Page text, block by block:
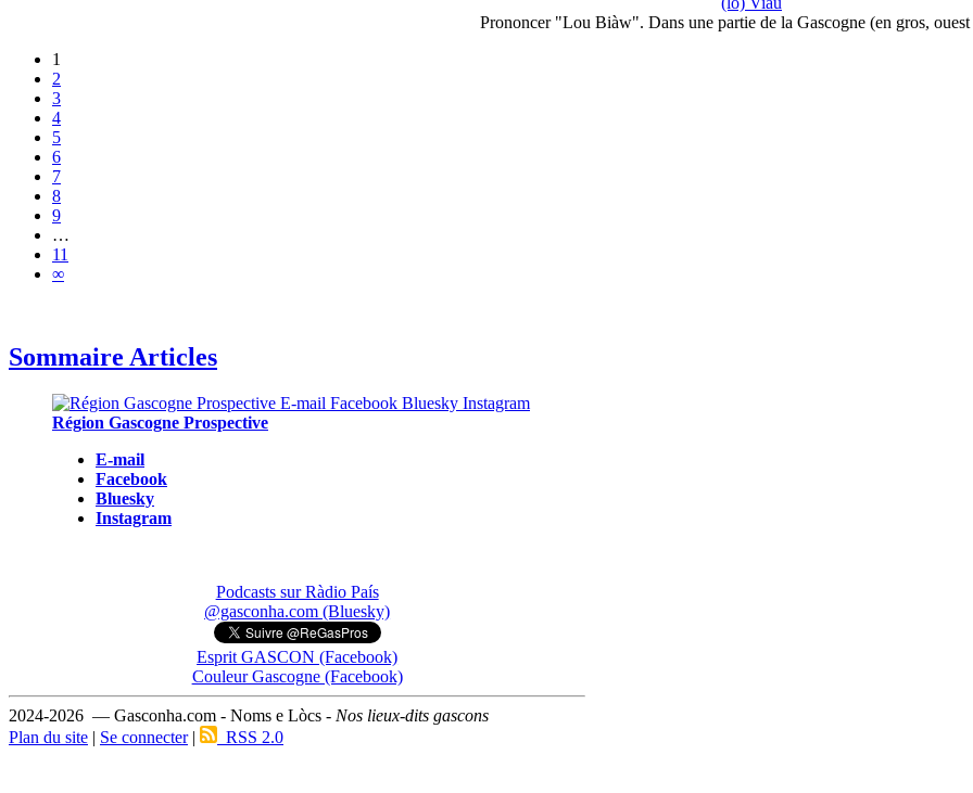
Prononcer "Lou Biàw". Dans une partie de la Gascogne (en gros,
1
2
3
4
5
6
7
8
9
…
11
∞
Sommaire Articles
Région Gascogne Prospective
E-mail
Facebook
Bluesky
Instagram
Podcasts sur Ràdio País
@gasconha.com (Bluesky)
Esprit GASCON (Facebook)
Couleur Gascogne (Facebook)
2024-2026 — Gasconha.com - Noms e Lòcs - Nos lieux-dits gascons
Plan du site | Se connecter| RSS 2.0